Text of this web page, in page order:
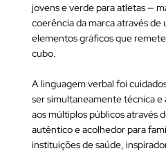
jovens e verde para atletas —
coerência da marca através
elementos gráficos que
cubo.
A linguagem verbal foi
ser simultaneamente técnica
aos múltiplos públicos através
autêntico e acolhedor para
instituições de saúde,